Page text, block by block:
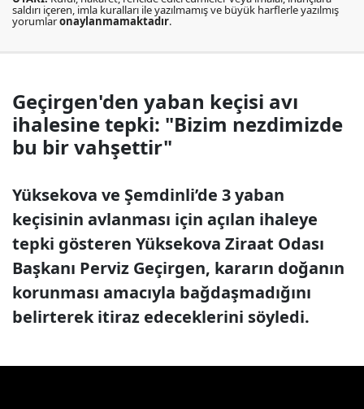
saldırı içeren, imla kuralları ile yazılmamış ve büyük harflerle yazılmış
yorumlaronaylanmamaktadır.
Geçirgen'den yaban keçisi avı
ihalesine tepki: "Bizim nezdimizde
bu bir vahşettir"
Yüksekova ve Şemdinli’de 3 yaban
keçisinin avlanması için açılan ihaleye
tepki gösteren Yüksekova Ziraat Odası
Başkanı Perviz Geçirgen, kararın doğanın
korunması amacıyla bağdaşmadığını
belirterek itiraz edeceklerini söyledi.